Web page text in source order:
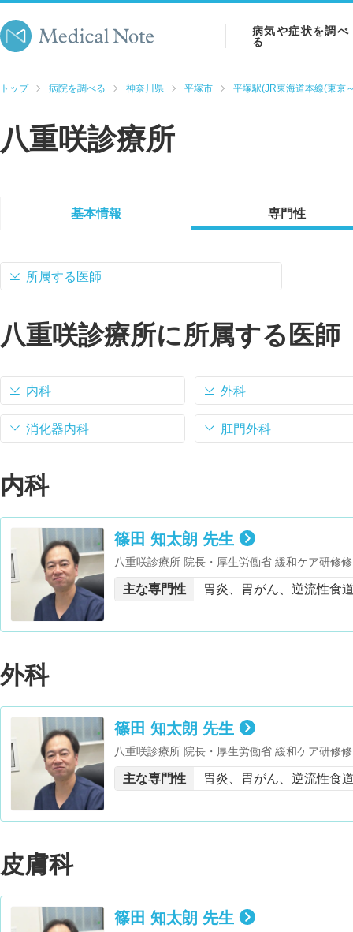
病気や症状を調べ
る
トップ 病院を調べる 神奈川県 平塚市 平塚駅(JR東海道本線(東京
八重咲診療所
基本情報 専門性
所属する医師
八重咲診療所に所属する医師
内科 外科
消化器内科 肛門外科
内科
篠田 知太朗 先生
八重咲診療所 院長・厚生労働省 緩和ケア研修
主な専門性 胃炎、胃がん、逆流性食
外科
篠田 知太朗 先生
八重咲診療所 院長・厚生労働省 緩和ケア研修
主な専門性 胃炎、胃がん、逆流性食
皮膚科
篠田 知太朗 先生